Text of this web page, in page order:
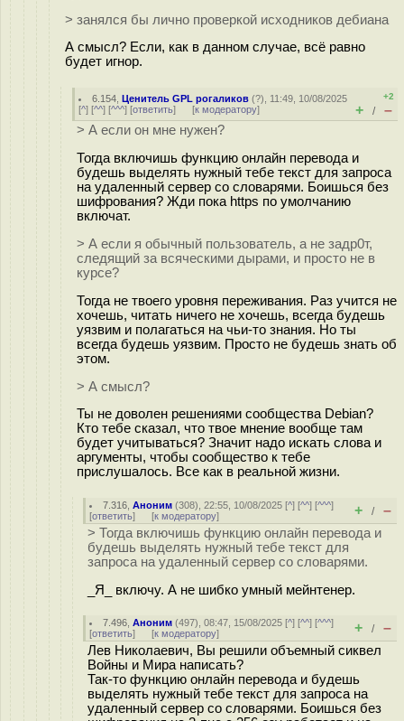
> занялся бы лично проверкой исходников дебиана
А смысл? Если, как в данном случае, всё равно
будет игнор.
6.154 ,Ценитель GPL рогаликов (?), 11:49, 10/08/2025
[^] [^^] [^^^] [ответить] [к модератору]
+2
+ / –
> А если он мне нужен?
Тогда включишь функцию онлайн перевода и
будешь выделять нужный тебе текст для запроса
на удаленный сервер со словарями. Боишься без
шифрования? Жди пока https по умолчанию
включат.
> А если я обычный пользователь, а не задр0т,
следящий за всяческими дырами, и просто не в
курсе?
Тогда не твоего уровня переживания. Раз учится не
хочешь, читать ничего не хочешь, всегда будешь
уязвим и полагаться на чьи-то знания. Но ты
всегда будешь уязвим. Просто не будешь знать об
этом.
> А смысл?
Ты не доволен решениями сообщества Debian?
Кто тебе сказал, что твое мнение вообще там
будет учитываться? Значит надо искать слова и
аргументы, чтобы сообщество к тебе
прислушалось. Все как в реальной жизни.
7.316 ,Аноним (308), 22:55, 10/08/2025 [^] [^^] [^^^]
[ответить] [к модератору] + / –
> Тогда включишь функцию онлайн перевода и
будешь выделять нужный тебе текст для
запроса на удаленный сервер со словарями.
_Я_ включу. А не шибко умный мейнтенер.
7.496 ,Аноним (497), 08:47, 15/08/2025 [^] [^^] [^^^]
[ответить] [к модератору] + / –
Лев Николаевич, Вы решили объемный сиквел
Войны и Мира написать?
Так-то функцию онлайн перевода и будешь
выделять нужный тебе текст для запроса на
удаленный сервер со словарями. Боишься без